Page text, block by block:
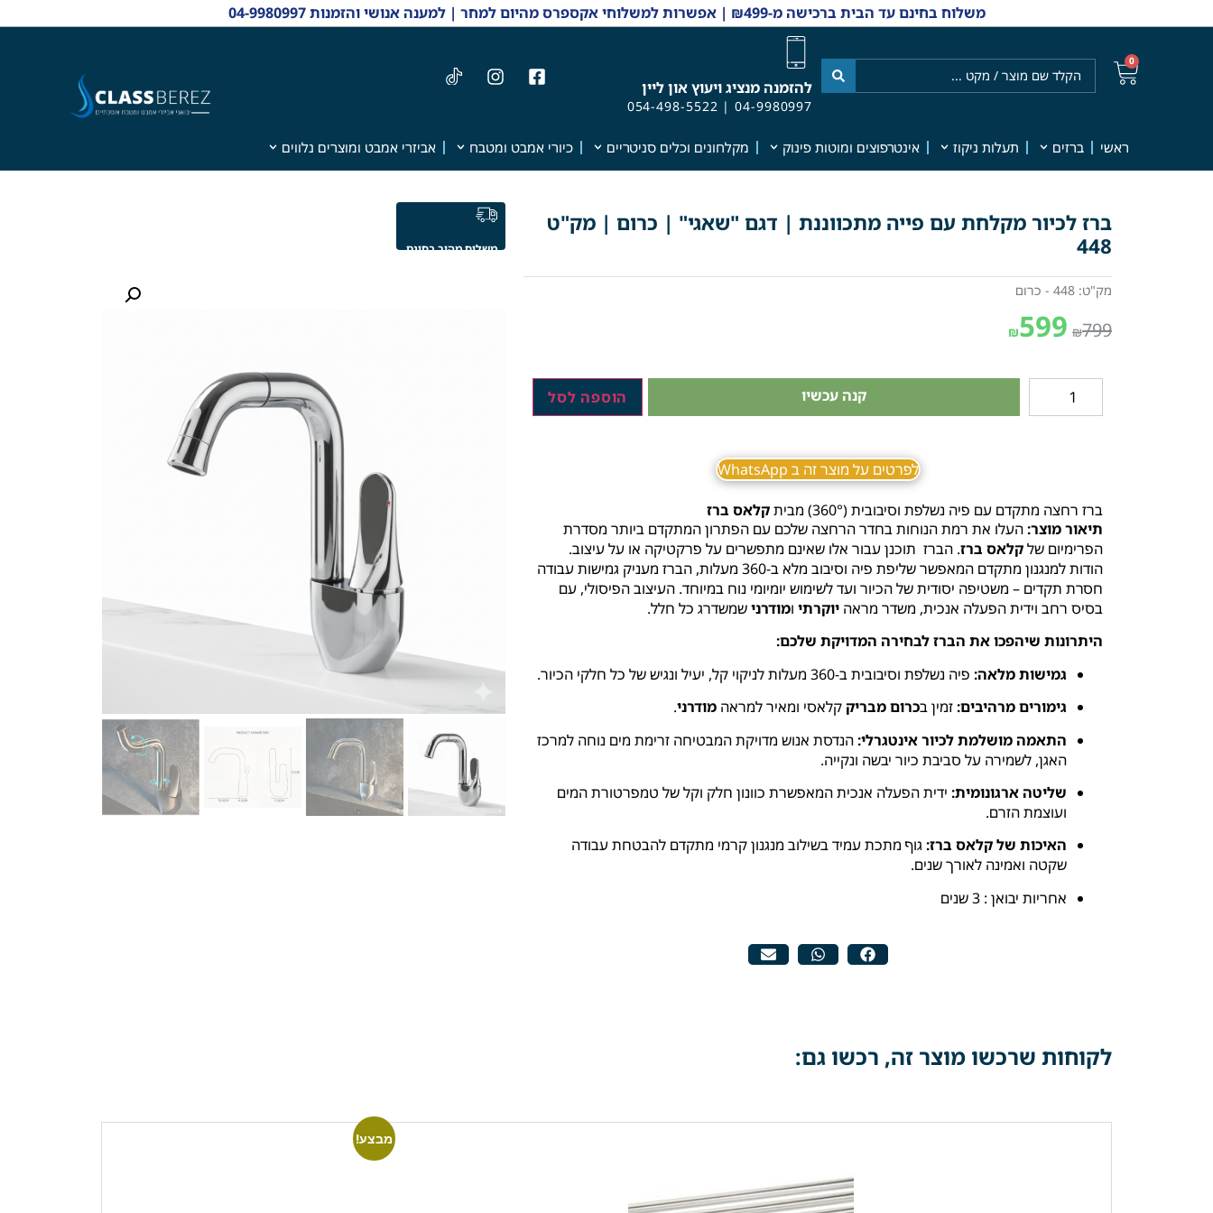
משלוח בחינם עד הבית ברכישה מ-₪499 | אפשרות למשלוחי אקספרס מהיום למחר | למענה אנושי והזמנות 04-9980997
0
להזמנה מנציג ויעוץ און ליין
04-9980997
|
054-498-5522
ראשי ברזים תעלות ניקוז אינטרפוצים ומוטות פינוק מקלחונים וכלים סניטריים כיורי אמבט ומטבח אביזרי אמבט ומוצרים נלווים
ברז לכיור מקלחת עם פייה מתכווננת | דגם "שאגי" | כרום | מק"ט
448
מק"ט: 448 - כרום
₪799
₪599
קנה עכשיו הוספה לסל
לפרטים על מוצר זה ב WhatsApp
ברז רחצה מתקדם עם פיה נשלפת וסיבובית (360°) מבית
קלאס ברז
תיאור מוצר:העלו את רמת הנוחות בחדר הרחצה שלכם עם הפתרון המתקדם ביותר מסדרת
הפרימיום שלקלאס ברז. הברז תוכנן עבור אלו שאינם מתפשרים על פרקטיקה או על עיצוב.
הודות למנגנון מתקדם המאפשר שליפת פיה וסיבוב מלא ב-360 מעלות, הברז מעניק גמישות עבודה
חסרת תקדים – משטיפה יסודית של הכיור ועד לשימוש יומיומי נוח במיוחד. העיצוב הפיסולי, עם
בסיס רחב וידית הפעלה אנכית, משדר מראה יוקרתי ומודרנישמשדרג כל חלל.
היתרונות שיהפכו את הברז לבחירה המדויקת שלכם:
גמישות מלאה: פיה נשלפת וסיבובית ב-360 מעלות לניקוי קל, יעיל ונגיש של כל חלקי הכיור.
גימורים מרהיבים:זמין בכרום מבריקקלאסי ומאיר למראה מודרני.
התאמה מושלמת לכיור אינטגרלי:הנדסת אנוש מדויקת המבטיחה זרימת מים נוחה למרכז
האגן, לשמירה על סביבת כיור יבשה ונקייה.
שליטה ארגונומית: ידית הפעלה אנכית המאפשרת כוונון חלק וקל של טמפרטורת המים
ועוצמת הזרם.
האיכות של קלאס ברז: גוף מתכת עמיד בשילוב מנגנון קרמי מתקדם להבטחת עבודה
שקטה ואמינה לאורך שנים.
אחריות יבואן : 3 שנים
משלוח מהיר בחינם
לקוחות שרכשו מוצר זה, רכשו גם:
מבצע!